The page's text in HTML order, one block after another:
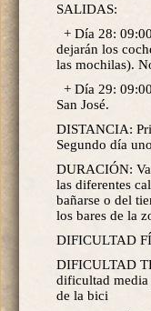
SALIDAS:
+ Día 28:
dejarán los
las mochilas).
+ Día 29:
San José.
DISTANCIA:
Segundo día
DURACIÓN:
las diferentes
bañarse o del
los bares de la
DIFICULTAD
DIFICULTAD
dificultad media
de la bici